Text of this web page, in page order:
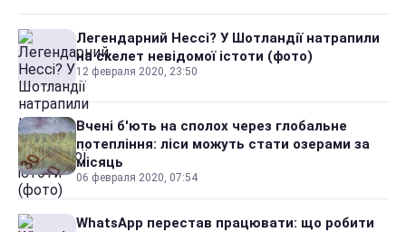
Легендарний Нессі? У Шотландії натрапили
на скелет невідомої істоти (фото)
12 февраля 2020, 23:50
Вчені б'ють на сполох через глобальне
потепління: ліси можуть стати озерами за
місяць
06 февраля 2020, 07:54
WhatsApp перестав працювати: що робити